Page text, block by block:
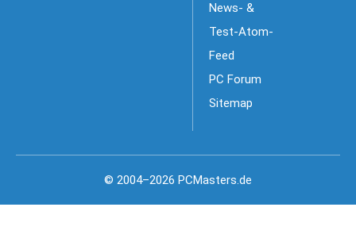
News- &
Test-Atom-
Feed
PC Forum
Sitemap
© 2004–2026 PCMasters.de